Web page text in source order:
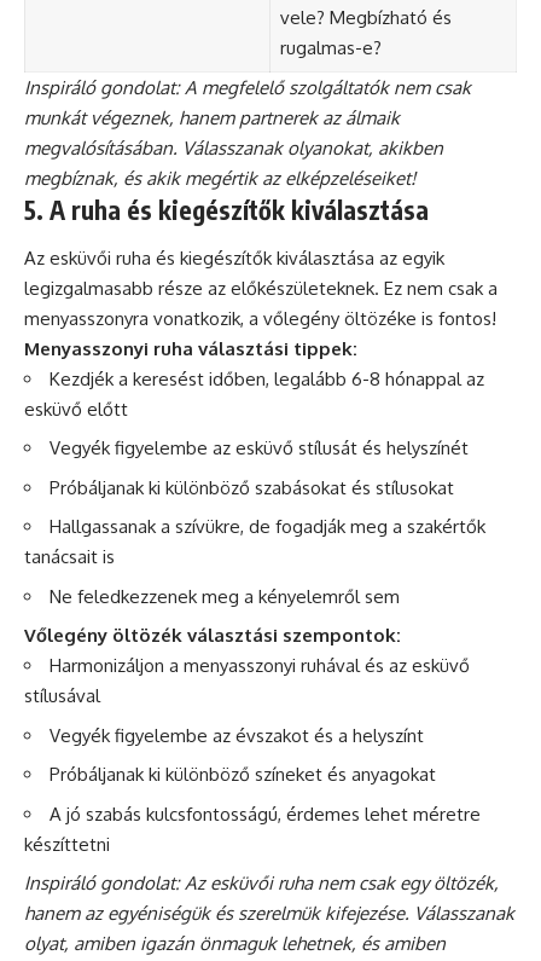
vele? Megbízható és
rugalmas-e?
Inspiráló gondolat: A megfelelő szolgáltatók nem csak
munkát végeznek, hanem partnerek az álmaik
megvalósításában. Válasszanak olyanokat, akikben
megbíznak, és akik megértik az elképzeléseiket!
5. A ruha és kiegészítők kiválasztása
Az esküvői ruha és kiegészítők kiválasztása az egyik
legizgalmasabb része az előkészületeknek. Ez nem csak a
menyasszonyra vonatkozik, a vőlegény öltözéke is fontos!
Menyasszonyi ruha választási tippek:
Kezdjék a keresést időben, legalább 6-8 hónappal az
esküvő előtt
Vegyék figyelembe az esküvő stílusát és helyszínét
Próbáljanak ki különböző szabásokat és stílusokat
Hallgassanak a szívükre, de fogadják meg a szakértők
tanácsait is
Ne feledkezzenek meg a kényelemről sem
Vőlegény öltözék választási szempontok:
Harmonizáljon a menyasszonyi ruhával és az esküvő
stílusával
Vegyék figyelembe az évszakot és a helyszínt
Próbáljanak ki különböző színeket és anyagokat
A jó szabás kulcsfontosságú, érdemes lehet méretre
készíttetni
Inspiráló gondolat: Az esküvői ruha nem csak egy öltözék,
hanem az egyéniségük és szerelmük kifejezése. Válasszanak
olyat, amiben igazán önmaguk lehetnek, és amiben